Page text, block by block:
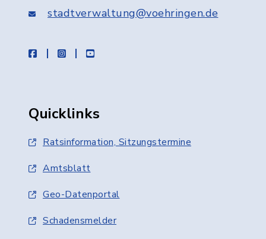
stadtverwaltung@voehringen.de
facebookinstagramyoutube
Quicklinks
Ratsinformation, Sitzungstermine
Amtsblatt
Geo-Datenportal
Schadensmelder